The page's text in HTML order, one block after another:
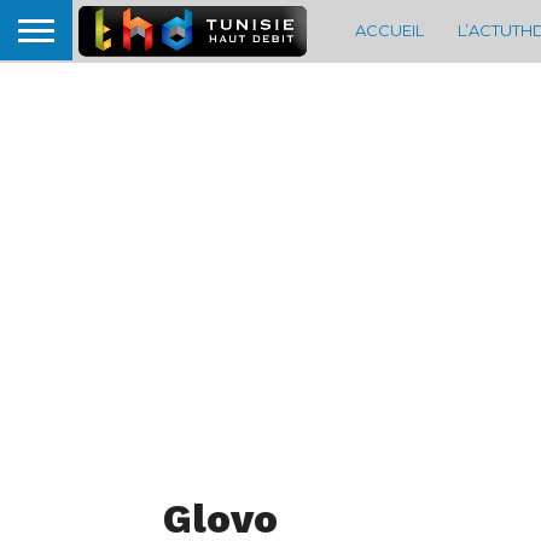
ACCUEIL
Glovo